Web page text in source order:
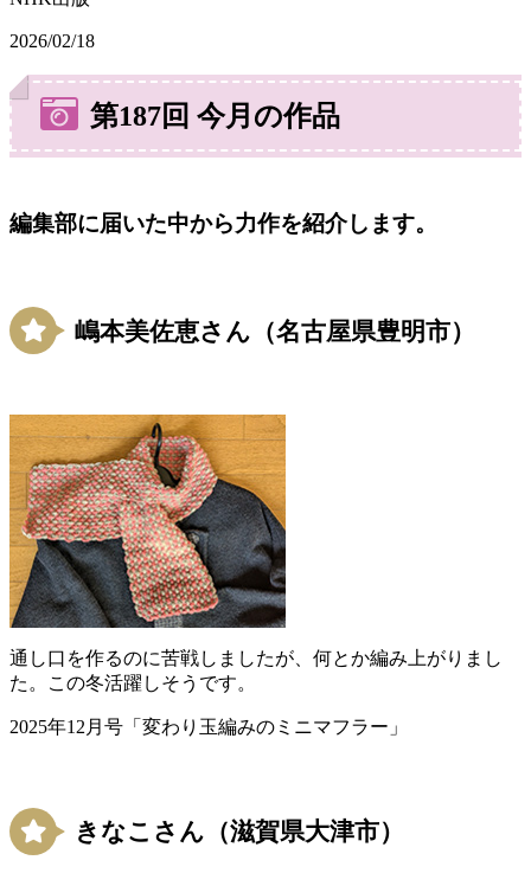
2026/02/18
第187回 今月の作品
編集部に届いた中から力作を紹介します。
嶋本美佐恵さん（名古屋県豊明市）
通し口を作るのに苦戦しましたが、何とか編み上がりまし
た。この冬活躍しそうです。
2025年12月号「変わり玉編みのミニマフラー」
きなこさん（滋賀県大津市）